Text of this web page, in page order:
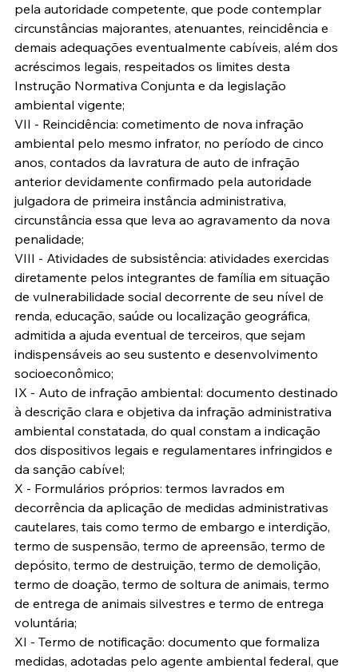
pela autoridade competente, que pode contemplar
circunstâncias majorantes, atenuantes, reincidência e
demais adequações eventualmente cabíveis, além dos
acréscimos legais, respeitados os limites desta
Instrução Normativa Conjunta e da legislação
ambiental vigente;
VII - Reincidência: cometimento de nova infração
ambiental pelo mesmo infrator, no período de cinco
anos, contados da lavratura de auto de infração
anterior devidamente confirmado pela autoridade
julgadora de primeira instância administrativa,
circunstância essa que leva ao agravamento da nova
penalidade;
VIII - Atividades de subsistência: atividades exercidas
diretamente pelos integrantes de família em situação
de vulnerabilidade social decorrente de seu nível de
renda, educação, saúde ou localização geográfica,
admitida a ajuda eventual de terceiros, que sejam
indispensáveis ao seu sustento e desenvolvimento
socioeconômico;
IX - Auto de infração ambiental: documento destinado
à descrição clara e objetiva da infração administrativa
ambiental constatada, do qual constam a indicação
dos dispositivos legais e regulamentares infringidos e
da sanção cabível;
X - Formulários próprios: termos lavrados em
decorrência da aplicação de medidas administrativas
cautelares, tais como termo de embargo e interdição,
termo de suspensão, termo de apreensão, termo de
depósito, termo de destruição, termo de demolição,
termo de doação, termo de soltura de animais, termo
de entrega de animais silvestres e termo de entrega
voluntária;
XI - Termo de notificação: documento que formaliza
medidas, adotadas pelo agente ambiental federal, que